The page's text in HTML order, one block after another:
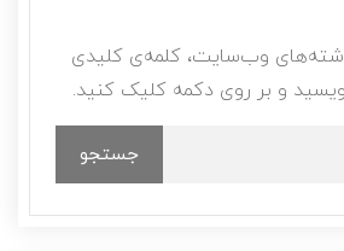
وب‌سایت، کلمه‌ی کلیدی
و بر روی دکمه کلیک کنید.
جستجو